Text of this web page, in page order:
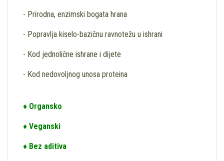
- Prirodna, enzimski bogata hrana
- Popravlja kiselo-bazičnu ravnotežu u ishrani
- Kod jednolične ishrane i dijete
- Kod nedovoljnog unosa proteina
♦ Organsko
♦ Veganski
♦ Bez aditiva